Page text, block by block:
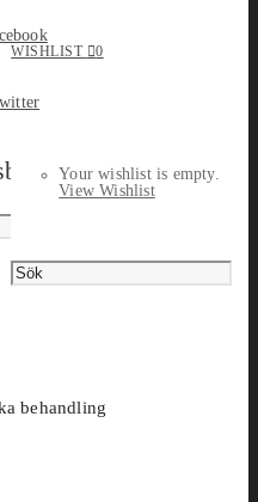
WISHLIST 0
Your wishlist is empty.
View Wishlist
behandling